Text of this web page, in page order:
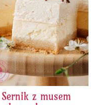
Sernik z musem